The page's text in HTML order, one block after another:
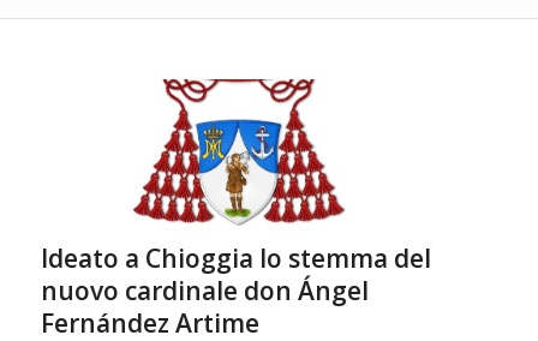
Ideato a Chioggia lo stemma del
nuovo cardinale don Ángel
Fernández Artime